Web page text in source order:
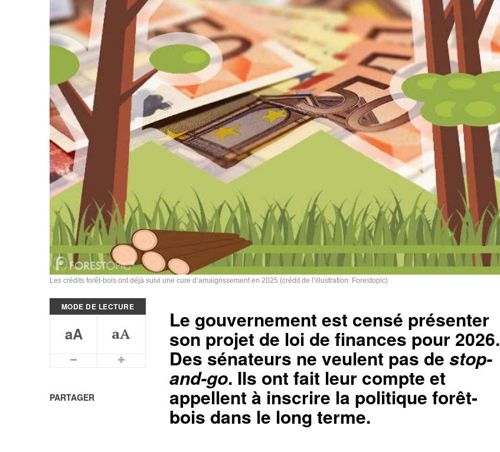
Les crédits forêt-bois ont déjà suivi une cure d’amaigrissement en 2025 (crédit de l’illustration: Forestopic)
MODE DE LECTURE
aA aA
Plus petits caractèresPlus grands caractères
PARTAGER
Le gouvernement est censé présenter
son projet de loi de finances pour 2026.
Des sénateurs ne veulent pas de stop-
and-go. Ils ont fait leur compte et
appellent à inscrire la politique forêt-
bois dans le long terme.